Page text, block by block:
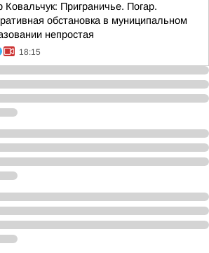
Ковальчук: Приграничье. Погар.
обстановка в муниципальном
непростая
18:15